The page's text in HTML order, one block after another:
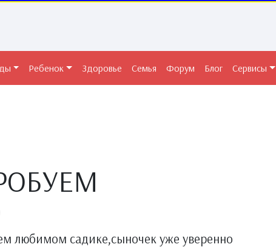
Ребенок Здоровье Семья Форум Блог Сервисы
любимом садике,сыночек уже уверенно